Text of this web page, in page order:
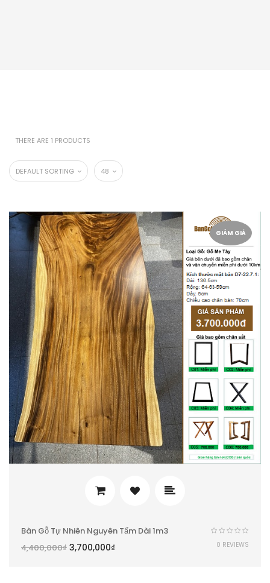
THERE ARE 1 PRODUCTS
DEFAULT SORTING 48
GIẢM GIÁ
Bàn Gỗ Tự Nhiên Nguyên Tấm Dài 1m3
4,400,000₫ 3,700,000₫ 0 REVIEWS